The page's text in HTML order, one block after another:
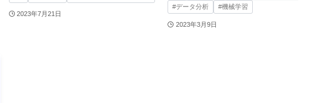
2023年7月21日
#データ分析
#機械学習
2023年3月9日